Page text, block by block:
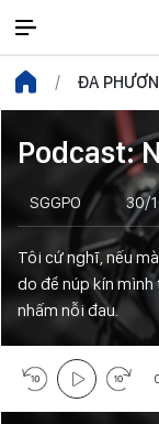
ĐA
Podcast:
SGGPO 30/
Tôi cứ nghĩ, nếu
do để núp kín
nhấm nỗi đau.